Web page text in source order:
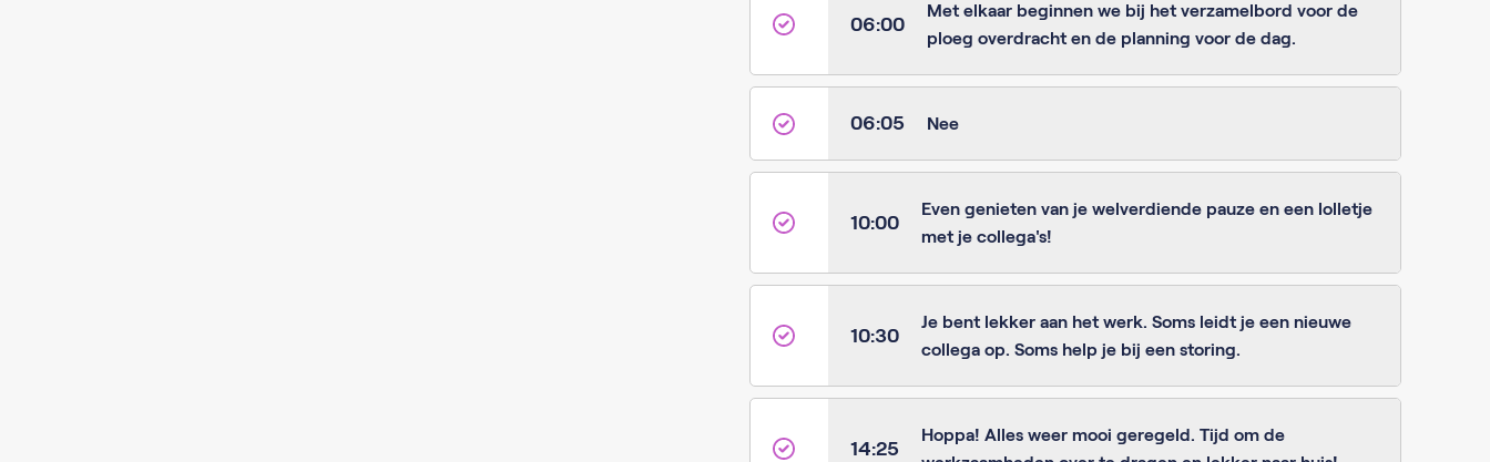
06:00
Met elkaar beginnen we bij het verzamelbord voor de
ploeg overdracht en de planning voor de dag.
06:05 Nee
10:00
Even genieten van je welverdiende pauze en een lolletje
met je collega's!
10:30
Je bent lekker aan het werk. Soms leidt je een nieuwe
collega op. Soms help je bij een storing.
14:25
Hoppa! Alles weer mooi geregeld. Tijd om de